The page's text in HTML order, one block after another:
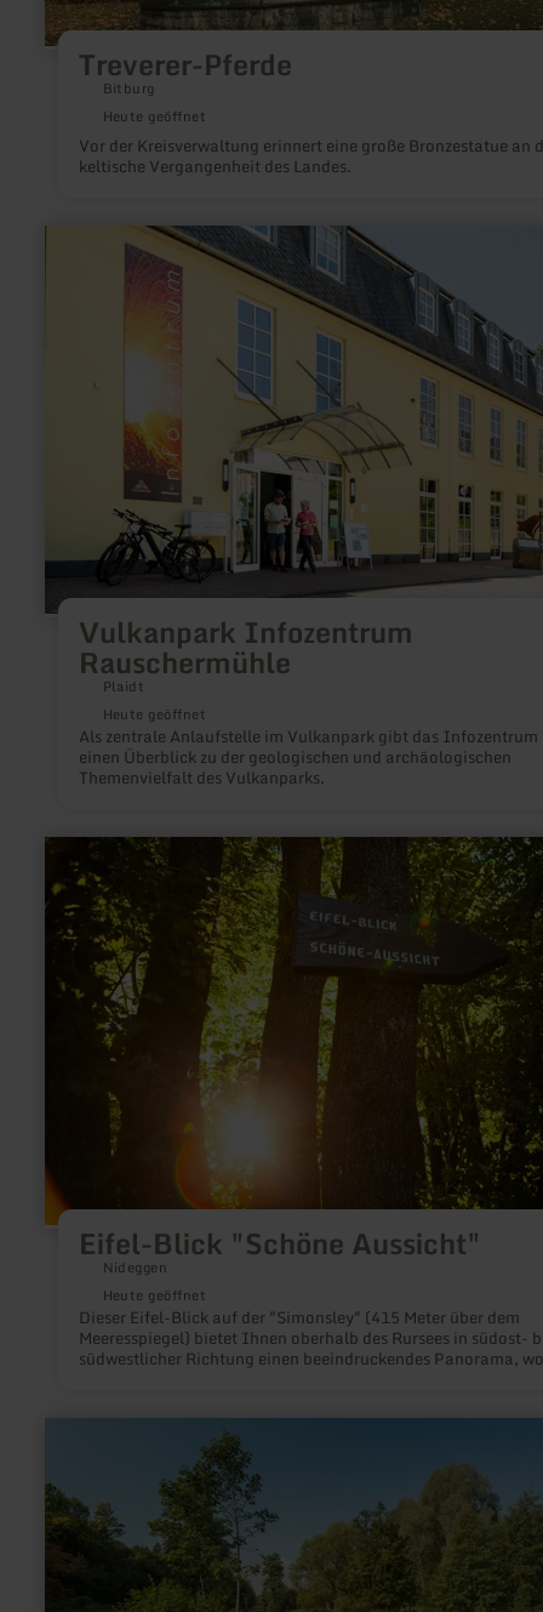
Treverer-Pferde
Bitburg
Heute geöffnet
Vor der Kreisverwaltung erinnert eine große Bronzestatue an
keltische Vergangenheit des Landes.
Vulkanpark Infozentrum
Rauschermühle
Plaidt
Heute geöffnet
Als zentrale Anlaufstelle im Vulkanpark gibt das Infozentrum
einen Überblick zu der geologischen und archäologischen
Themenvielfalt des Vulkanparks.
Eifel-Blick "Schöne Aussicht"
Nideggen
Heute geöffnet
Dieser Eifel-Blick auf der "Simonsley" (415 Meter über dem
Meeresspiegel) bietet Ihnen oberhalb des Rursees in südost-
südwestlicher Richtung einen beeindruckendes Panorama,
mehr
erfahren
zu:
Eifel-
Blick
"Schöne
Aussicht"
Kylltal